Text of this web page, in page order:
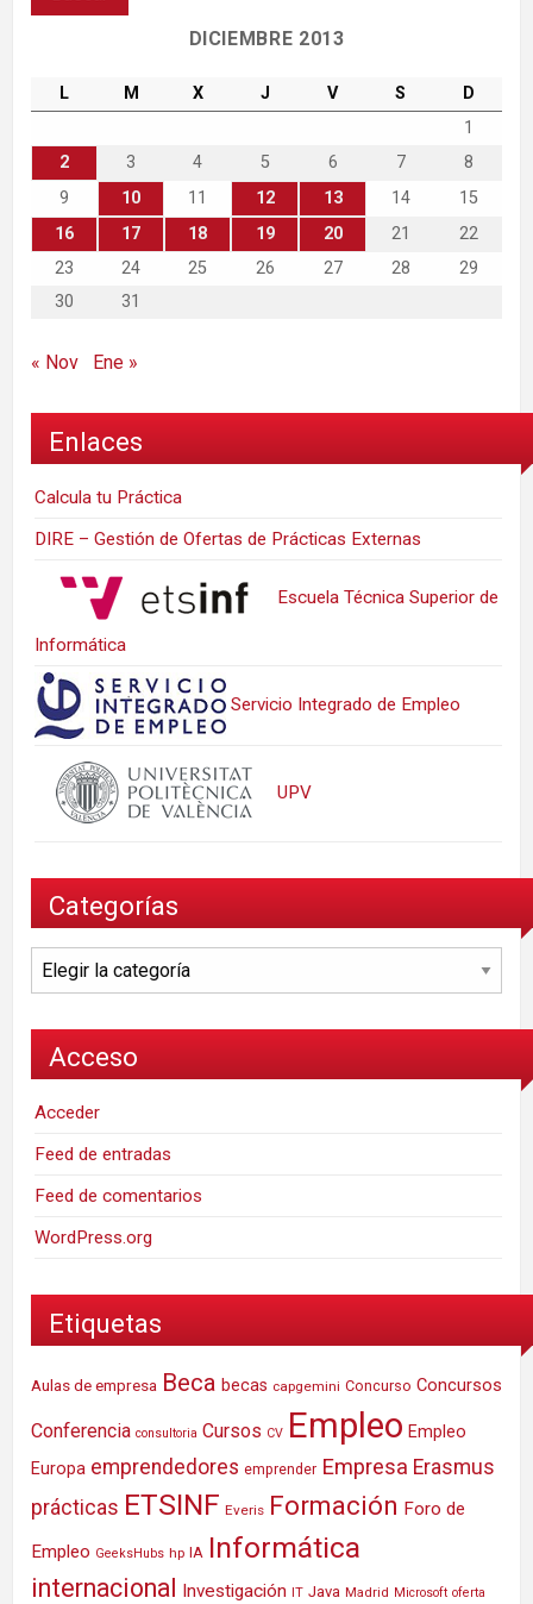
DICIEMBRE 2013
L M X J V S
D
1
2
3 4 5 6 7
8
9
10 11 12 13 14
15
16
17 18 19 20 21
22
23
24 25 26 27 28
29
30
31
« Nov Ene »
Enlaces
Calcula tu Práctica
DIRE – Gestión de Ofertas de Prácticas Externas
Escuela Técnica Superior de
Informática
Servicio Integrado de Empleo
UPV
Categorías
Categorías
Acceso
Acceder
Feed de entradas
Feed de comentarios
WordPress.org
Etiquetas
Aulas de empresa Beca becas capgemini Concurso Concursos
Conferencia consultoria Cursos CV Empleo Empleo
Europa emprendedores emprender Empresa Erasmus
prácticas ETSINF Everis Formación Foro de
Empleo GeeksHubs hp IA Informática
internacional Investigación IT Java Madrid Microsoft oferta